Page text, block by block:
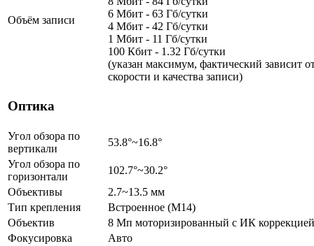
Объём записи
6 Мбит - 63 Гб/сутки
4 Мбит - 42 Гб/сутки
1 Мбит - 11 Гб/сутки
100 Кбит - 1.32 Гб/сутки
(указан максимум, фактический зависит
скорости и качества записи)
Оптика
Угол обзора по
вертикали
53.8°~16.8°
Угол обзора по
горизонтали
102.7°~30.2°
Объективы
2.7~13.5 мм
Тип крепления
Встроенное (M14)
Объектив
8 Мп моторизированный c ИК коррекцией
Фокусировка
Авто